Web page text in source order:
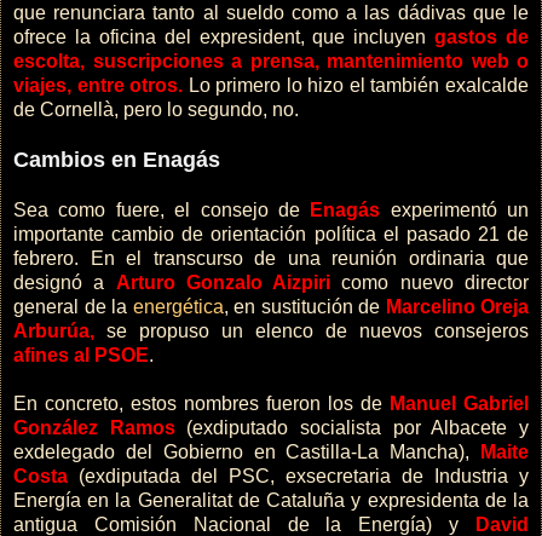
que renunciara tanto al sueldo como a las dádivas que le
ofrece la oficina del expresident, que incluyengastos de
escolta, suscripciones a prensa, mantenimiento web o
viajes, entre otros. Lo primero lo hizo el también exalcalde
de Cornellà, pero lo segundo, no.
Cambios en Enagás
Sea como fuere, el consejo de Enagás experimentó un
importante cambio de orientación política el pasado 21 de
febrero. En el transcurso de una reunión ordinaria que
designó a Arturo Gonzalo Aizpiri como nuevo director
general de la energética, en sustitución de Marcelino Oreja
Arburúa, se propuso un elenco de nuevos consejeros
afines al PSOE.
En concreto, estos nombres fueron los de Manuel Gabriel
González Ramos(exdiputado socialista por Albacete y
exdelegado del Gobierno en Castilla-La Mancha),
Maite
Costa (exdiputada del PSC, exsecretaria de Industria y
Energía en la Generalitat de Cataluña y expresidenta de la
antigua Comisión Nacional de la Energía) y
David